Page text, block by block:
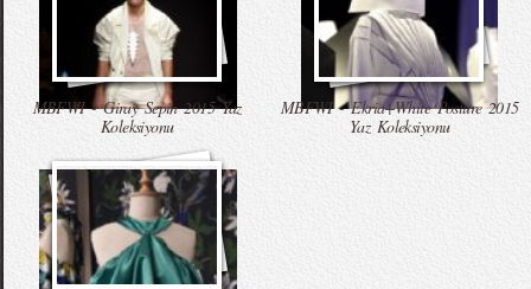
MBFWI - Giray Sepin 2015 Yaz
Koleksiyonu
MBFWI - Ekria+White Posture 2015
Yaz Koleksiyonu